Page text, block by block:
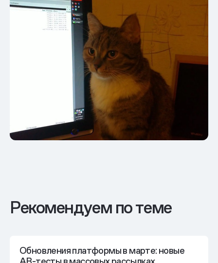
Рекомендуем по теме
Обновления платформы в марте: новые